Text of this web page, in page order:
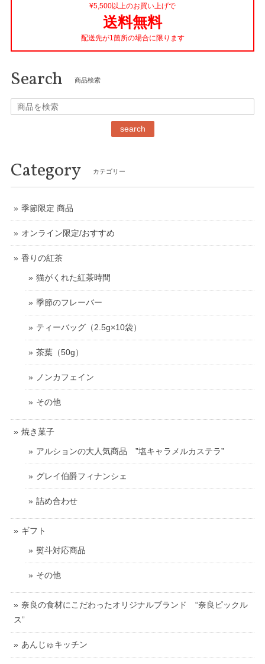
¥5,500以上のお買い上げで
送料無料
配送先が1箇所の場合に限ります
Search 商品検索
search
Category カテゴリー
季節限定 商品
オンライン限定/おすすめ
香りの紅茶
猫がくれた紅茶時間
季節のフレーバー
ティーバッグ（2.5g×10袋）
茶葉（50g）
ノンカフェイン
その他
焼き菓子
アルションの大人気商品 ”塩キャラメルカステラ”
グレイ伯爵フィナンシェ
詰め合わせ
ギフト
熨斗対応商品
その他
奈良の食材にこだわったオリジナルブランド “奈良ピックル
ス”
あんじゅキッチン